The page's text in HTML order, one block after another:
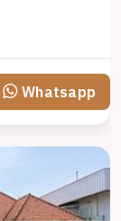
Whatsapp